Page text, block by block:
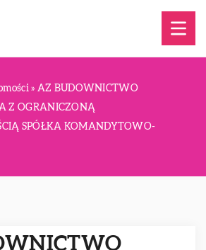
» AZ BUDOWNICTWO
Z OGRANICZONĄ
SPÓŁKA KOMANDYTOWO-